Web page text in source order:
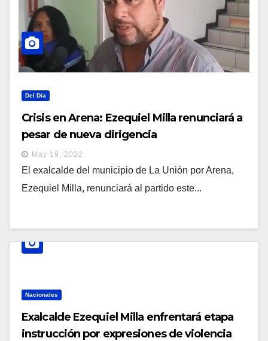
Del Día
Crisis en Arena: Ezequiel Milla renunciará a
pesar de nueva dirigencia
May 19, 2022
El exalcalde del municipio de La Unión por Arena,
Ezequiel Milla, renunciará al partido este...
Nacionales
Exalcalde Ezequiel Milla enfrentará etapa
instrucción por expresiones de violencia